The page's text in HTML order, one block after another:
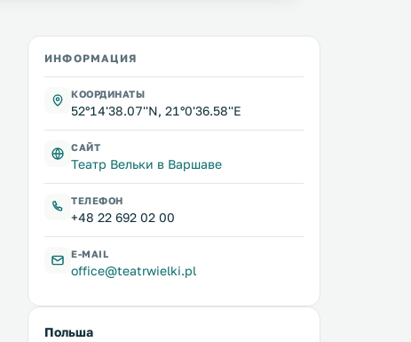
ИНФОРМАЦИЯ
КООРДИНАТЫ
52°14'38.07''N, 21°0'36.58''E
САЙТ
Театр Вельки в Варшаве
ТЕЛЕФОН
+48 22 692 02 00
E-MAIL
office@teatrwielki.pl
Польша